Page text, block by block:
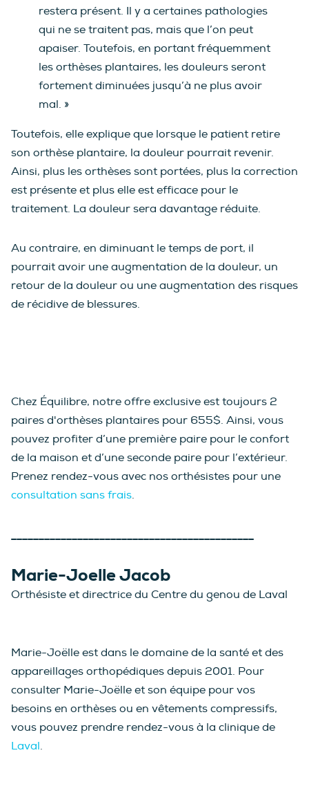
restera présent. Il y a certaines pathologies
qui ne se traitent pas, mais que l’on peut
apaiser. Toutefois, en portant fréquemment
les orthèses plantaires, les douleurs seront
fortement diminuées jusqu’à ne plus avoir
mal. »
Toutefois, elle explique que lorsque le patient retire
son orthèse plantaire, la douleur pourrait revenir.
Ainsi, plus les orthèses sont portées, plus la correction
est présente et plus elle est efficace pour le
traitement. La douleur sera davantage réduite.
Au contraire, en diminuant le temps de port, il
pourrait avoir une augmentation de la douleur, un
retour de la douleur ou une augmentation des risques
de récidive de blessures.
Chez Équilibre, notre offre exclusive est toujours 2
paires d'orthèses plantaires pour 655$. Ainsi, vous
pouvez profiter d’une première paire pour le confort
de la maison et d’une seconde paire pour l’extérieur.
Prenez rendez-vous avec nos orthésistes pour une
consultation sans frais.
Marie-Joelle Jacob
Orthésiste et directrice du Centre du genou de Laval
Marie-Joëlle est dans le domaine de la santé et des
appareillages orthopédiques depuis 2001. Pour
consulter Marie-Joëlle et son équipe pour vos
besoins en orthèses ou en vêtements compressifs,
vous pouvez prendre rendez-vous à la clinique de
Laval.